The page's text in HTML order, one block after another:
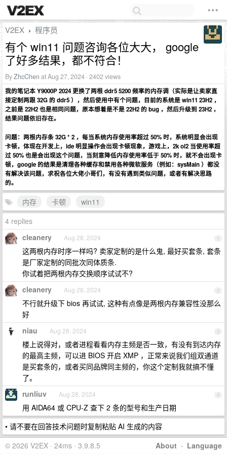
V2EX › 程序员
有个 win11 问题咨询各位大大， google
了好多结果，都不符合！
ByZhcChen at Aug 27, 2024 · 2402 views
我的笔记本 Y9000P 2024 更换了两根 ddr5 5200 频率的内存调（实际是让卖家直
接定制两跟 32G 的 ddr5 ），然后使用中有个问题，目前的系统是 win11 23H2 ，
之前是 22H2 也是相同问题，原本想着是不是 22H2 的 bug ，然后升级到 23H2 ，
结果问题依旧存在。
问题：两根内存条 32G * 2 ，每当系统内存使用率超过 50% 时，系统明显会出现
卡顿，体现在开发上，ide 明显操作会出现卡顿现象，游戏上，2k ol2 当使用率超
过 50% 也是会出现这个问题，当刻意降低内存使用率低于 50% 时，就不会出现卡
顿，google 的结果是清理各种缓存和禁用各种微软服务（例如：sysMain ）都没
有解决该问题，求祝各位大佬小哥们，有没有遇到类似问题，或者有解决思路
的。
内存 卡顿
win11
4 replies
1
cleanery Aug 28, 2024
这两根内存时序一样吗? 卖家定制的是什么鬼, 最好买套条, 套条
是厂家定制的同批次同体质条.
你试着把两根内存交换顺序试试不?
2
cleanery Aug 28, 2024
不行就升级下 bios 再试试, 这种有点像是两根内存兼容性没那么
好
3
niau Aug 28, 2024
楼上说得对，或者进程看看内存主频是否一致，有没有到达内存
的最高主频，可以进 BIOS 开启 XMP ，正常来说我们组双通道
是买套条的，或者买同品牌同主频的，你这个定制我就搞不懂
了。
4
runliuv Aug 28, 2024
用 AIDA64 或 CPU-Z 查下 2 条的型号和生产日期
• 请不要在回答技术问题时复制粘贴 AI 生成的内容
About · Language
© 2026 V2EX · 24ms · 3.9.8.5